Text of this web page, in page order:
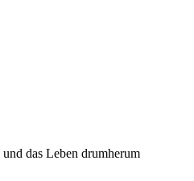
das Leben drumherum